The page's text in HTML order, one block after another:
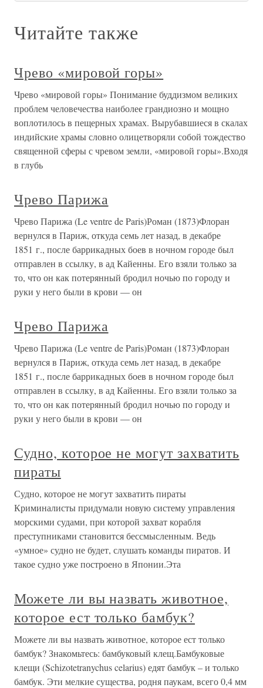
Читайте также
Чрево «мировой горы»
Чрево «мировой горы» Понимание буддизмом великих
проблем человечества наиболее грандиозно и мощно
воплотилось в пещерных храмах. Вырубавшиеся в скалах
индийские храмы словно олицетворяли собой тождество
священной сферы с чревом земли, «мировой горы».Входя
в глубь
Чрево Парижа
Чрево Парижа (Le ventre de Paris)Роман (1873)Флоран
вернулся в Париж, откуда семь лет назад, в декабре
1851 г., после баррикадных боев в ночном городе был
отправлен в ссылку, в ад Кайенны. Его взяли только за
то, что он как потерянный бродил ночью по городу и
руки у него были в крови — он
Чрево Парижа
Чрево Парижа (Le ventre de Paris)Роман (1873)Флоран
вернулся в Париж, откуда семь лет назад, в декабре
1851 г., после баррикадных боев в ночном городе был
отправлен в ссылку, в ад Кайенны. Его взяли только за
то, что он как потерянный бродил ночью по городу и
руки у него были в крови — он
Судно, которое не могут захватить
пираты
Судно, которое не могут захватить пираты
Криминалисты придумали новую систему управления
морскими судами, при которой захват корабля
преступниками становится бессмысленным. Ведь
«умное» судно не будет, слушать команды пиратов. И
такое судно уже построено в Японии.Эта
Можете ли вы назвать животное,
которое ест только бамбук?
Можете ли вы назвать животное, которое ест только
бамбук? Знакомьтесь: бамбуковый клещ.Бамбуковые
клещи (Schizotetranychus celarius) едят бамбук – и только
бамбук. Эти мелкие существа, родня паукам, всего 0,4 мм